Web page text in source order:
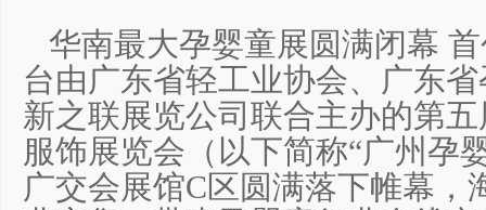
华南最大孕婴童展圆满闭幕
台由广东省轻工业协会、广东
新之联展览公司联合主办的第
服饰展览会（以下简称“广州孕
广交会展馆C区圆满落下帷幕，